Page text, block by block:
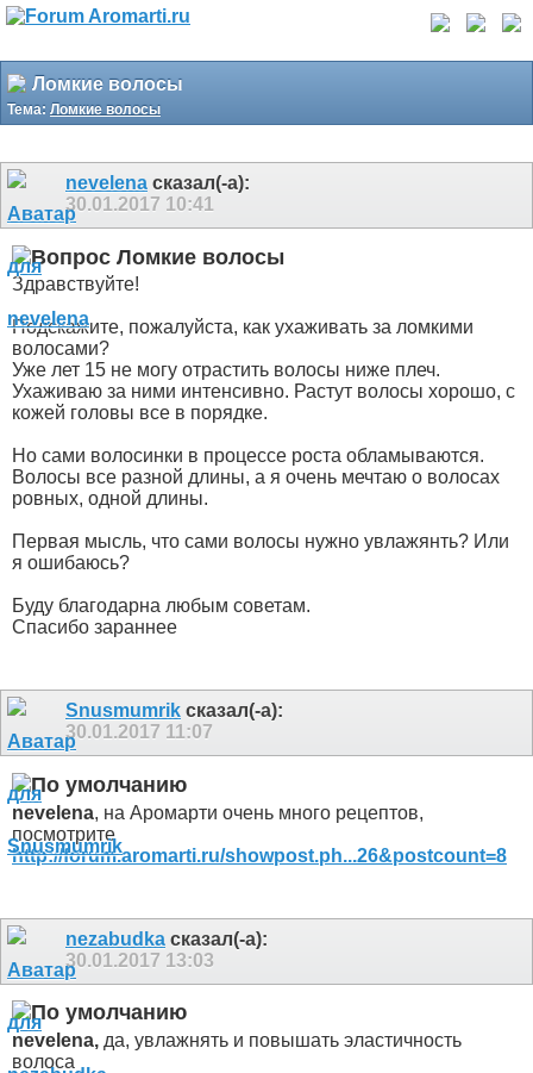
Ломкие волосы
Тема: Ломкие волосы
nevelena сказал(-а):
30.01.2017 10:41
Ломкие волосы
Здравствуйте!
Подскажите, пожалуйста, как ухаживать за ломкими
волосами?
Уже лет 15 не могу отрастить волосы ниже плеч.
Ухаживаю за ними интенсивно. Растут волосы хорошо, с
кожей головы все в порядке.
Но сами волосинки в процессе роста обламываются.
Волосы все разной длины, а я очень мечтаю о волосах
ровных, одной длины.
Первая мысль, что сами волосы нужно увлажянть? Или
я ошибаюсь?
Буду благодарна любым советам.
Спасибо зараннее
Snusmumrik сказал(-а):
30.01.2017 11:07
nevelena, на Аромарти очень много рецептов,
посмотрите
http://forum.aromarti.ru/showpost.ph...26&postcount=8
nezabudka сказал(-а):
30.01.2017 13:03
nevelena, да, увлажнять и повышать эластичность
волоса